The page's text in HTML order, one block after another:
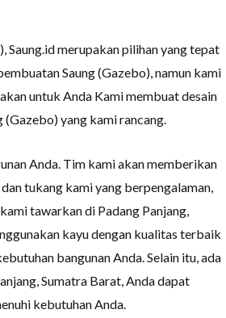
Saung.id merupakan pilihan yang tepat
Saung (Gazebo), namun kami
untuk Anda Kami membuat desain
(Gazebo) yang kami rancang.
Anda. Tim kami akan memberikan
tukang kami yang berpengalaman,
tawarkan di Padang Panjang,
kayu dengan kualitas terbaik
bangunan Anda. Selain itu, ada
Sumatra Barat, Anda dapat
kebutuhan Anda.